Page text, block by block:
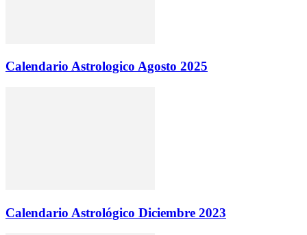
Calendario Astrologico Agosto 2025
Calendario Astrológico Diciembre 2023